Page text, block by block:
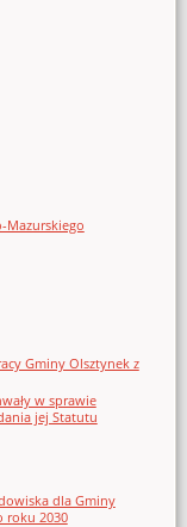
Mazurskiego
Gminy Olsztynek z
w sprawie
jej Statutu
dla Gminy
roku 2030